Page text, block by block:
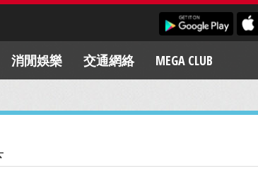
消閒娛樂 交通網絡 MEGA CLUB